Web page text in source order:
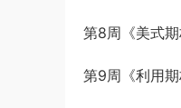
第8周《美式
第9周《利用